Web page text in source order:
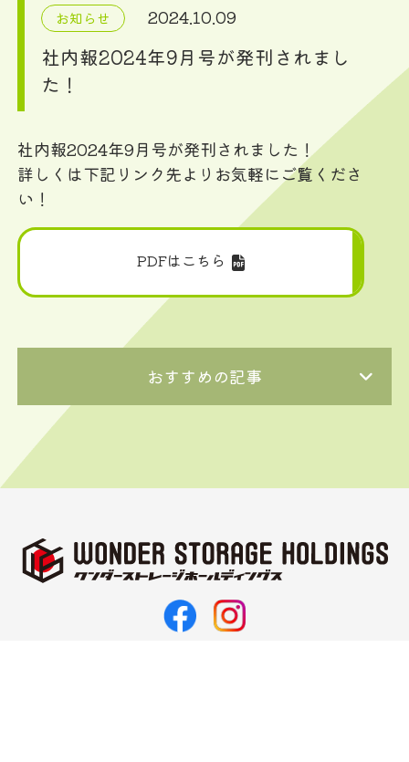
お知らせ 2024.10.09
社内報2024年9月号が発刊されまし
た！
社内報2024年9月号が発刊されました！
詳しくは下記リンク先よりお気軽にご覧くださ
い！
PDFはこちら
おすすめの記事